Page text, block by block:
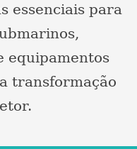
essenciais para
equipamentos
transformação